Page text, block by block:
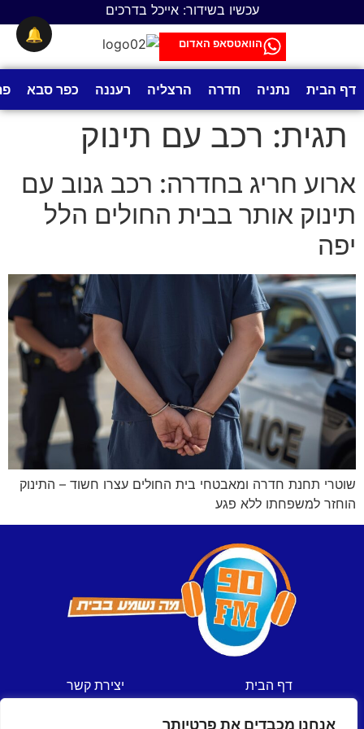
אנחנו מכבדים את פרטיותך
עכשיו בשידור: אייכל בדרכים
הוואטסאפ האדום
דף הבית נתניה חדרה הרצליה רעננה כפר סבא
תגית: רכב עם תינוק
ארוע חריג בחדרה: רכב גנוב עם
תינוק אותר בבית החולים הלל
יפה
שוטרי תחנת חדרה ומאבטחי בית החולים עצרו חשוד – התינוק
הוחזר למשפחתו ללא פגע
דף הבית
יצירת קשר
🔔